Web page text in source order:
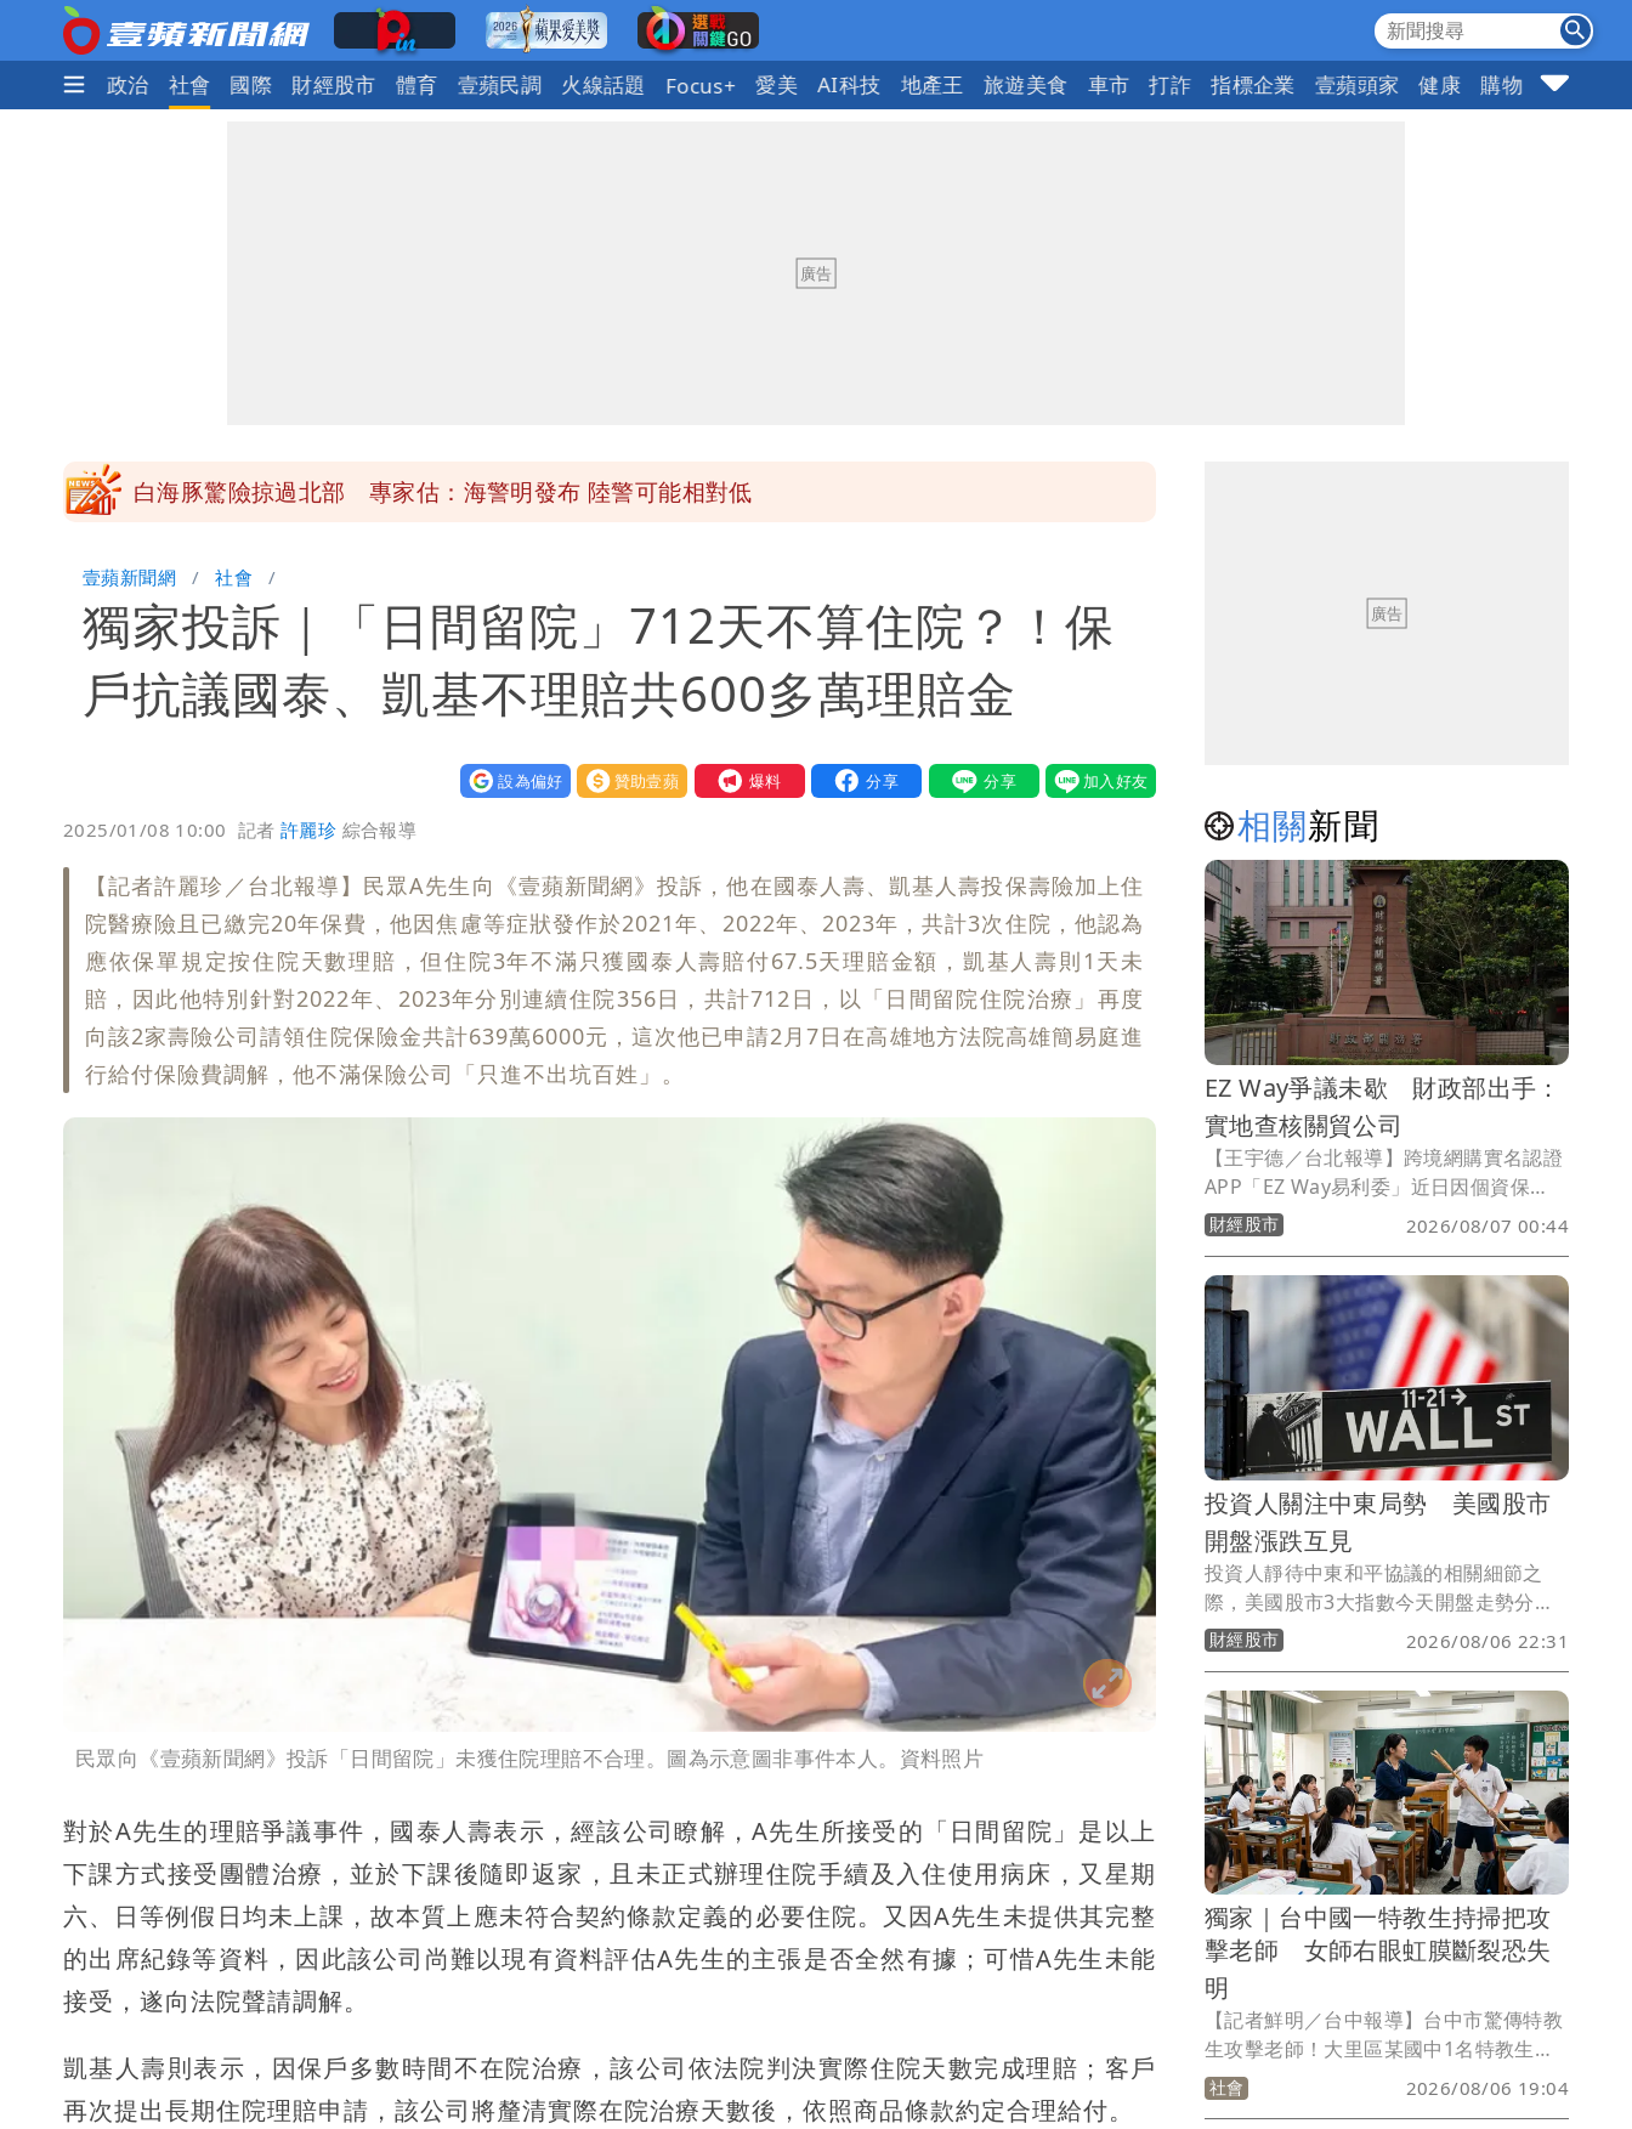
生活 政治 社會 國際 財經股市 體育 壹蘋民調 火線話題 Focus+ 愛美 AI科技 地產王 旅遊美食 車市 打詐 指標企業 壹蘋頭家 健康 購物 女神
白海豚驚險掠過北部 專家估：海警明發布 陸警可能相對低
白海豚颱風逼近！鄭明典示警「恐遇黑潮變強」 路徑分歧藏警訊：不利強度維持
壹蘋新聞網 社會
獨家投訴｜「日間留院」712天不算住院？！保
戶抗議國泰、凱基不理賠共600多萬理賠金
設為偏好 贊助壹蘋 我要爆料
2025/01/08 10:00 記者許麗珍 綜合報導
【記者許麗珍／台北報導】民眾A先生向《壹蘋新聞網》投訴，他在國泰人壽、凱基人壽投保壽險加上住
院醫療險且已繳完20年保費，他因焦慮等症狀發作於2021年、2022年、2023年，共計3次住院，他認為
應依保單規定按住院天數理賠，但住院3年不滿只獲國泰人壽賠付67.5天理賠金額，凱基人壽則1天未
賠，因此他特別針對2022年、2023年分別連續住院356日，共計712日，以「日間留院住院治療」再度
向該2家壽險公司請領住院保險金共計639萬6000元，這次他已申請2月7日在高雄地方法院高雄簡易庭進
行給付保險費調解，他不滿保險公司「只進不出坑百姓」。
民眾向《壹蘋新聞網》投訴「日間留院」未獲住院理賠不合理。圖為示意圖非事件本人。資料照片
對於A先生的理賠爭議事件，國泰人壽表示，經該公司瞭解，A先生所接受的「日間留院」是以上
下課方式接受團體治療，並於下課後隨即返家，且未正式辦理住院手續及入住使用病床，又星期
六、日等例假日均未上課，故本質上應未符合契約條款定義的必要住院。又因A先生未提供其完整
的出席紀錄等資料，因此該公司尚難以現有資料評估A先生的主張是否全然有據；可惜A先生未能
接受，遂向法院聲請調解。
凱基人壽則表示，因保戶多數時間不在院治療，該公司依法院判決實際住院天數完成理賠；客戶
再次提出長期住院理賠申請，該公司將釐清實際在院治療天數後，依照商品條款約定合理給付。
相關新聞
EZ Way爭議未歇 財政部出手：
實地查核關貿公司
【王宇德／台北報導】跨境網購實名認證
APP「EZ Way易利委」近日因個資保
護、營運模式及收費機制引發爭議。財政
部關務署表示，關貿網路公司依法可自行
建置EZ Way提供線上委任服務，無須海
關授權或簽訂營運契約。不過，針對外界
關切的個資安全，關務署將要求關貿公司
提出個資保護措施，並辦理實地查核；至
於官方委託經營及統一收費等建議，也將
於3個月內完成檢討報告。
財經股市 2026/08/07 00:44
投資人關注中東局勢 美國股市
開盤漲跌互見
投資人靜待中東和平協議的相關細節之
際，美國股市3大指數今天開盤走勢分
歧，但漲跌幅度都不大。
財經股市 2026/08/06 22:31
獨家｜台中國一特教生持掃把攻
擊老師 女師右眼虹膜斷裂恐失
明
【記者鮮明／台中報導】台中市驚傳特教
生攻擊老師！大里區某國中1名特教生昨
天（5日）上暑期輔導課時在教室任意走
動，女老師請他不要走來走去，沒想到特
社會 2026/08/06 19:04